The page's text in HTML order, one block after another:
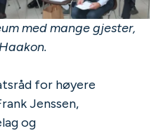
med mange gjester,
for høyere
Jenssen,
og